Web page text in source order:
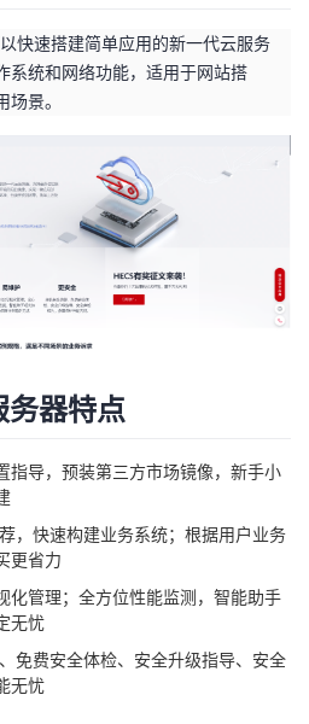
快速搭建简单应用的新一代云服务
系统和网络功能，适用于网站搭
景。
器特点
指导，预装第三方市场镜像，新手小
，快速构建业务系统；根据用户业务
更省力
化管理；全方位性能监测，智能助手
无忧
免费安全体检、安全升级指导、安全
无忧